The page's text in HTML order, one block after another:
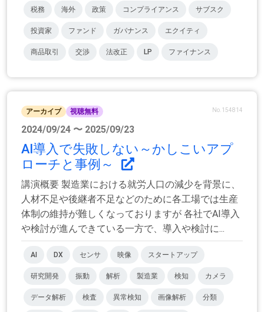
税務 海外 政策 コンプライアンス サブスク
投資家 ファンド ガバナンス エクイティ
商品取引 交渉 法改正 LP ファイナンス
アーカイブ 視聴無料 No.154814
2024/09/24 〜 2025/09/23
AI導入で失敗しない～かしこいアプ
ローチと事例～
講演概要 製造業における就労人口の減少を背景に、
人材不足や後継者不足などのために各工場では生産
体制の維持が難しくなっておりますが 各社でAI導入
や検討が進んできている一方で、導入や検討に...
AI DX センサ 映像 スタートアップ
研究開発 振動 解析 製造業 検知 カメラ
データ解析 検査 異常検知 画像解析 分類